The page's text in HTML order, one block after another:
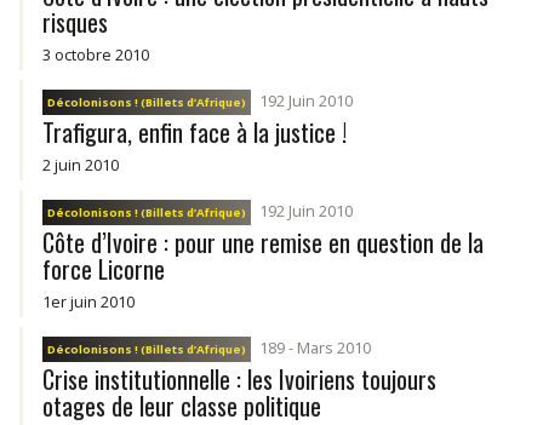
risques
3 octobre 2010
Décolonisons ! (Billets d’Afrique) 192 Juin 2010
Trafigura, enfin face à la justice !
2 juin 2010
Décolonisons ! (Billets d’Afrique) 192 Juin 2010
Côte d’Ivoire : pour une remise en question de la
force Licorne
1er juin 2010
Décolonisons ! (Billets d’Afrique) 189 - Mars 2010
Crise institutionnelle : les Ivoiriens toujours
otages de leur classe politique